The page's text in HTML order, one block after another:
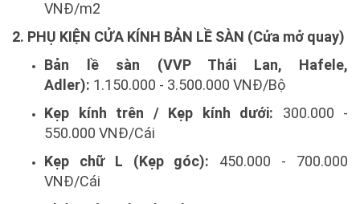
VNĐ/m2
2. PHỤ KIỆN CỬA KÍNH BẢN LỀ SÀN (Cửa mở quay)
Bản lề sàn (VVP Thái Lan, Hafele,
Adler): 1.150.000 - 3.500.000 VNĐ/Bộ
Kẹp kính trên / Kẹp kính dưới: 300.000 -
550.000 VNĐ/Cái
Kẹp chữ L (Kẹp góc): 450.000 - 700.000
VNĐ/Cái